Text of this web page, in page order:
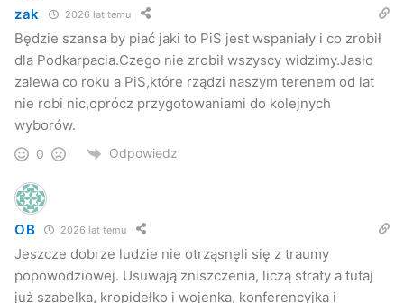
zak 2026 lat temu
Będzie szansa by piać jaki to PiS jest wspaniały i co zrobił
dla Podkarpacia.Czego nie zrobił wszyscy widzimy.Jasło
zalewa co roku a PiS,które rządzi naszym terenem od lat
nie robi nic,oprócz przygotowaniami do kolejnych
wyborów.
0 Odpowiedz
OB 2026 lat temu
Jeszcze dobrze ludzie nie otrząsnęli się z traumy
popowodziowej. Usuwają zniszczenia, liczą straty a tutaj
już szabelka, kropidełko i wojenka, konferencyjka i